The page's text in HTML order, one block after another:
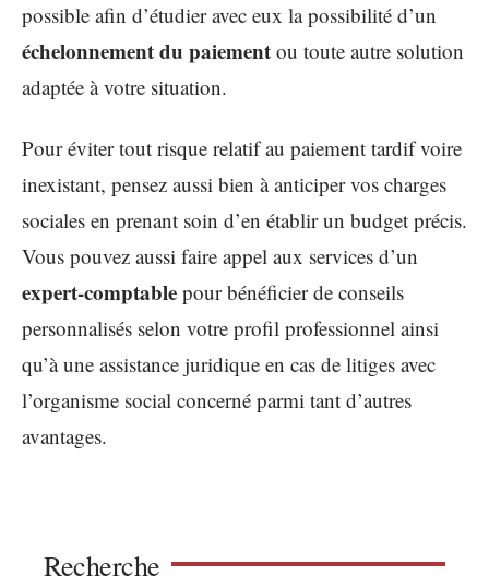
possible afin d’étudier avec eux la possibilité d’un
échelonnement du paiement ou toute autre solution
adaptée à votre situation.
Pour éviter tout risque relatif au paiement tardif voire
inexistant, pensez aussi bien à anticiper vos charges
sociales en prenant soin d’en établir un budget précis.
Vous pouvez aussi faire appel aux services d’un
expert-comptable pour bénéficier de conseils
personnalisés selon votre profil professionnel ainsi
qu’à une assistance juridique en cas de litiges avec
l’organisme social concerné parmi tant d’autres
avantages.
Recherche